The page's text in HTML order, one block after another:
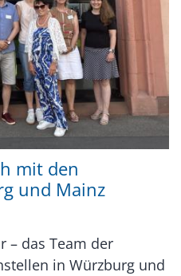
mit den
und Mainz
– das Team der
in Würzburg und